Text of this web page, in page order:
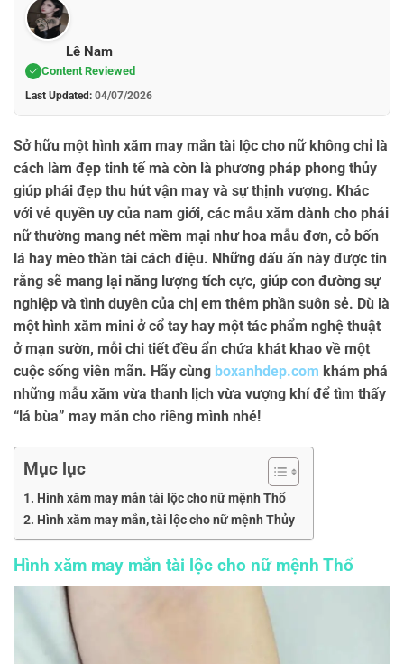
Lê Nam
Content Reviewed
Last Updated: 04/07/2026
Sở hữu một hình xăm may mắn tài lộc cho nữkhông chỉ là
cách làm đẹp tinh tế mà còn là phương pháp phong thủy
giúp phái đẹp thu hút vận may và sự thịnh vượng. Khác
với vẻ quyền uy của nam giới, các mẫu xăm dành cho phái
nữ thường mang nét mềm mại như hoa mẫu đơn, cỏ bốn
lá hay mèo thần tài cách điệu. Những dấu ấn này được tin
rằng sẽ mang lại năng lượng tích cực, giúp con đường sự
nghiệp và tình duyên của chị em thêm phần suôn sẻ. Dù là
một hình xăm mini ở cổ tay hay một tác phẩm nghệ thuật
ở mạn sườn, mỗi chi tiết đều ẩn chứa khát khao về một
cuộc sống viên mãn. Hãy cùng boxanhdep.com khám phá
những mẫu xăm vừa thanh lịch vừa vượng khí để tìm thấy
“lá bùa” may mắn cho riêng mình nhé!
Mục lục
Hình xăm may mắn tài lộc cho nữ mệnh Thổ
Hình xăm may mắn, tài lộc cho nữ mệnh Thủy
Hình xăm may mắn tài lộc cho nữ mệnh Thổ